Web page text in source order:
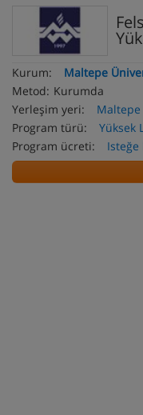
Kurum:
Maltepe
Metod: Kurumda
Yerleşim yeri:
Maltepe
Program türü:
Yüksek
Program ücreti:
Isteğe